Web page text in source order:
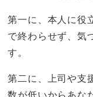
第一に、本人に役
で終わらせず、気
す。
第二に、上司や支